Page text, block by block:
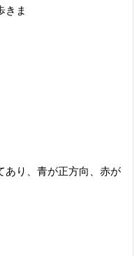
きま
り、青が正方向、赤が